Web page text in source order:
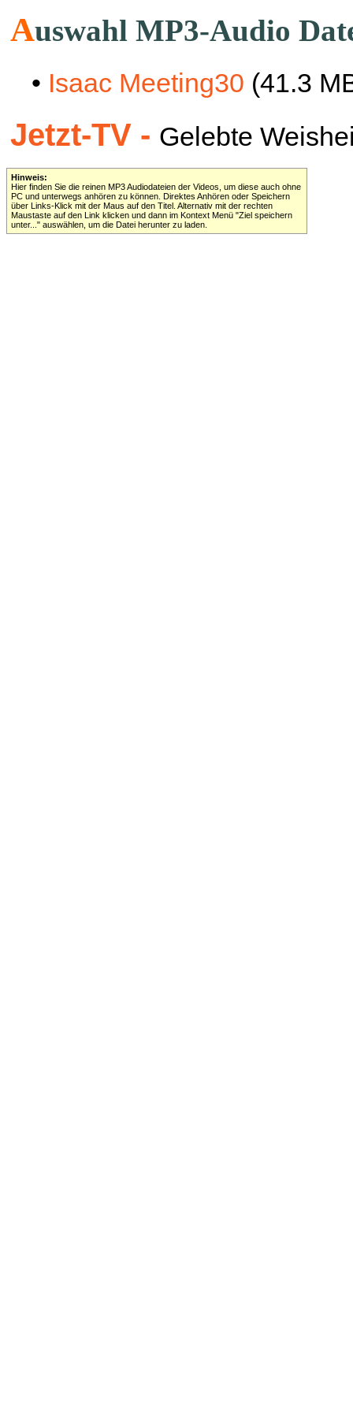
Auswahl MP3-Audio
• Isaac Meeting30 (41.3
Jetzt-TV - Gelebte
Hinweis:
Hier finden Sie die reinen MP3 Audiodateien der Videos, um diese auch ohne
PC und unterwegs anhören zu können. Direktes Anhören oder Speichern
über Links-Klick mit der Maus auf den Titel. Alternativ mit der rechten
Maustaste auf den Link klicken und dann im Kontext Menü "Ziel speichern
unter..." auswählen, um die Datei herunter zu laden.